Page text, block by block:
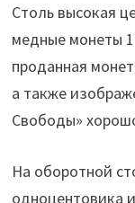
Столь высокая
медные монеты
проданная
а также
Свободы»
На оборотной
одноцентовика